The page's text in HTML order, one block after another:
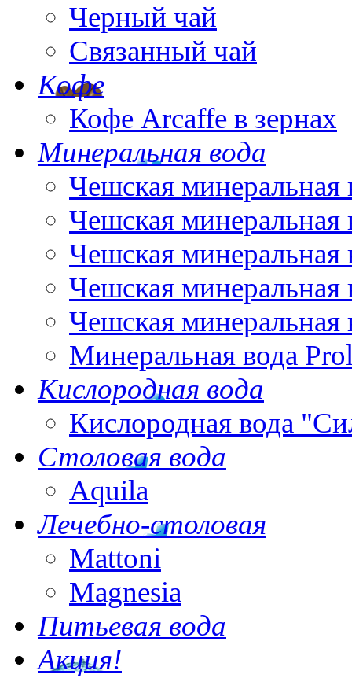
Черный чай
Связанный чай
Кофе
Кофе Arcaffe в зернах
Минеральная вода
Чешская минеральная
Чешская минеральная
Чешская минеральная
Чешская минеральная
Чешская минеральная
Минеральная вода
Кислородная вода
Кислородная вода
Столовая вода
Aquila
Лечебно-столовая
Mattoni
Magnesia
Питьевая вода
Акция!